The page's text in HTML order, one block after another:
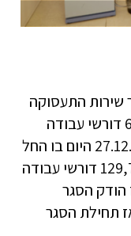
שירות התעסוקה
כי בסוף השבוע האחרון נרשמו 6,399 דורשי עבודה
חדשים, כאשר מאז יום ראשון, 27.12.2020 היום בו החל
הסגר השלישי, נרשמו בסך הכל 129,747 דורשי עבודה
נרשמו מאז הודק הסגר
מאז תחילת הסגר